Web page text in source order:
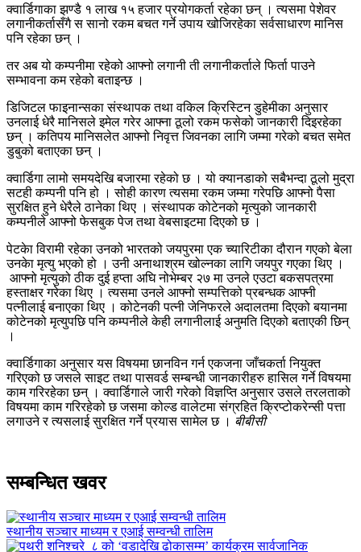
क्वार्डिगाका झण्डै १ लाख १५ हजार प्रयोगकर्ता रहेका छन् । त्यसमा पेशेवर
लगानीकर्तासँगै स सानो रकम बचत गर्ने उपाय खोजिरहेका सर्वसाधारण मानिस
पनि रहेका छन् ।
तर अब यो कम्पनीमा रहेको आफ्नो लगानी ती लगानीकर्ताले फिर्ता पाउने
सम्भावना कम रहेको बताइन्छ ।
डिजिटल फाइनान्सका संस्थापक तथा वकिल क्रिस्टिन डुहेमीका अनुसार
उनलाई धेरै मानिसले इमेल गरेर आफ्ना ठूलो रकम फसेको जानकारी दिइरहेका
छन् । कतिपय मानिसलेत आफ्नो निवृत्त जिवनका लागि जम्मा गरेको बचत समेत
डुबुको बताएका छन् ।
क्वार्डिगा लामो समयदेखि बजारमा रहेको छ । यो क्यानडाको सबैभन्दा ठूलो मुद्रा
सटही कम्पनी पनि हो । सोही कारण त्यसमा रकम जम्मा गरेपछि आफ्नो पैसा
सुरक्षित हुने धेरैले ठानेका थिए । संस्थापक कोटेनको मृत्युको जानकारी
कम्पनीले आफ्नो फेसबुक पेज तथा वेबसाइटमा दिएको छ ।
पेटकेा विरामी रहेका उनको भारतको जयपुरमा एक च्यारिटीका दौरान गएको बेला
उनकेा मृत्यु भएको हो । उनी अनाथाश्रम खोल्नका लागि जयपुर गएका थिए ।
आफ्नो मृत्युको ठीक दुई हप्ता अघि नोभेम्बर २७ मा उनले एउटा बकसपत्रमा
हस्ताक्षर गरेका थिए । त्यसमा उनले आफ्नो सम्पत्तिको प्रबन्धक आफ्नी
पत्नीलाई बनाएका थिए । कोटेनकी पत्नी जेनिफरले अदालतमा दिएको बयानमा
कोटेनको मृत्युपछि पनि कम्पनीले केही लगानीलाई अनुमति दिएको बताएकी छिन्
।
क्वार्डिगाका अनुसार यस विषयमा छानविन गर्न एकजना जाँचकर्ता नियुक्त
गरिएको छ जसले साइट तथा पासवर्ड सम्बन्धी जानकारीहरु हासिल गर्ने विषयमा
काम गरिरहेका छन् । क्वार्डिगाले जारी गरेको विज्ञप्ति अनुसार उसले तरलताको
विषयमा काम गरिरहेको छ जसमा कोल्ड वालेटमा संग्रहित क्रिप्टोकरेन्सी पत्ता
लगाउने र त्यसलाई सुरक्षित गर्ने प्रयास सामेल छ । बीबीसी
सम्बन्धित खवर
स्थानीय सञ्चार माध्यम र एआई सम्वन्धी तालिम